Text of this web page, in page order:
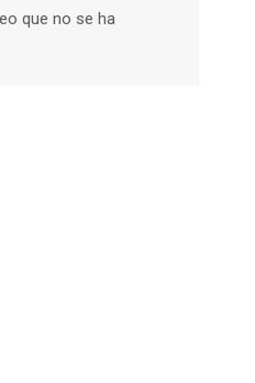
que no se ha